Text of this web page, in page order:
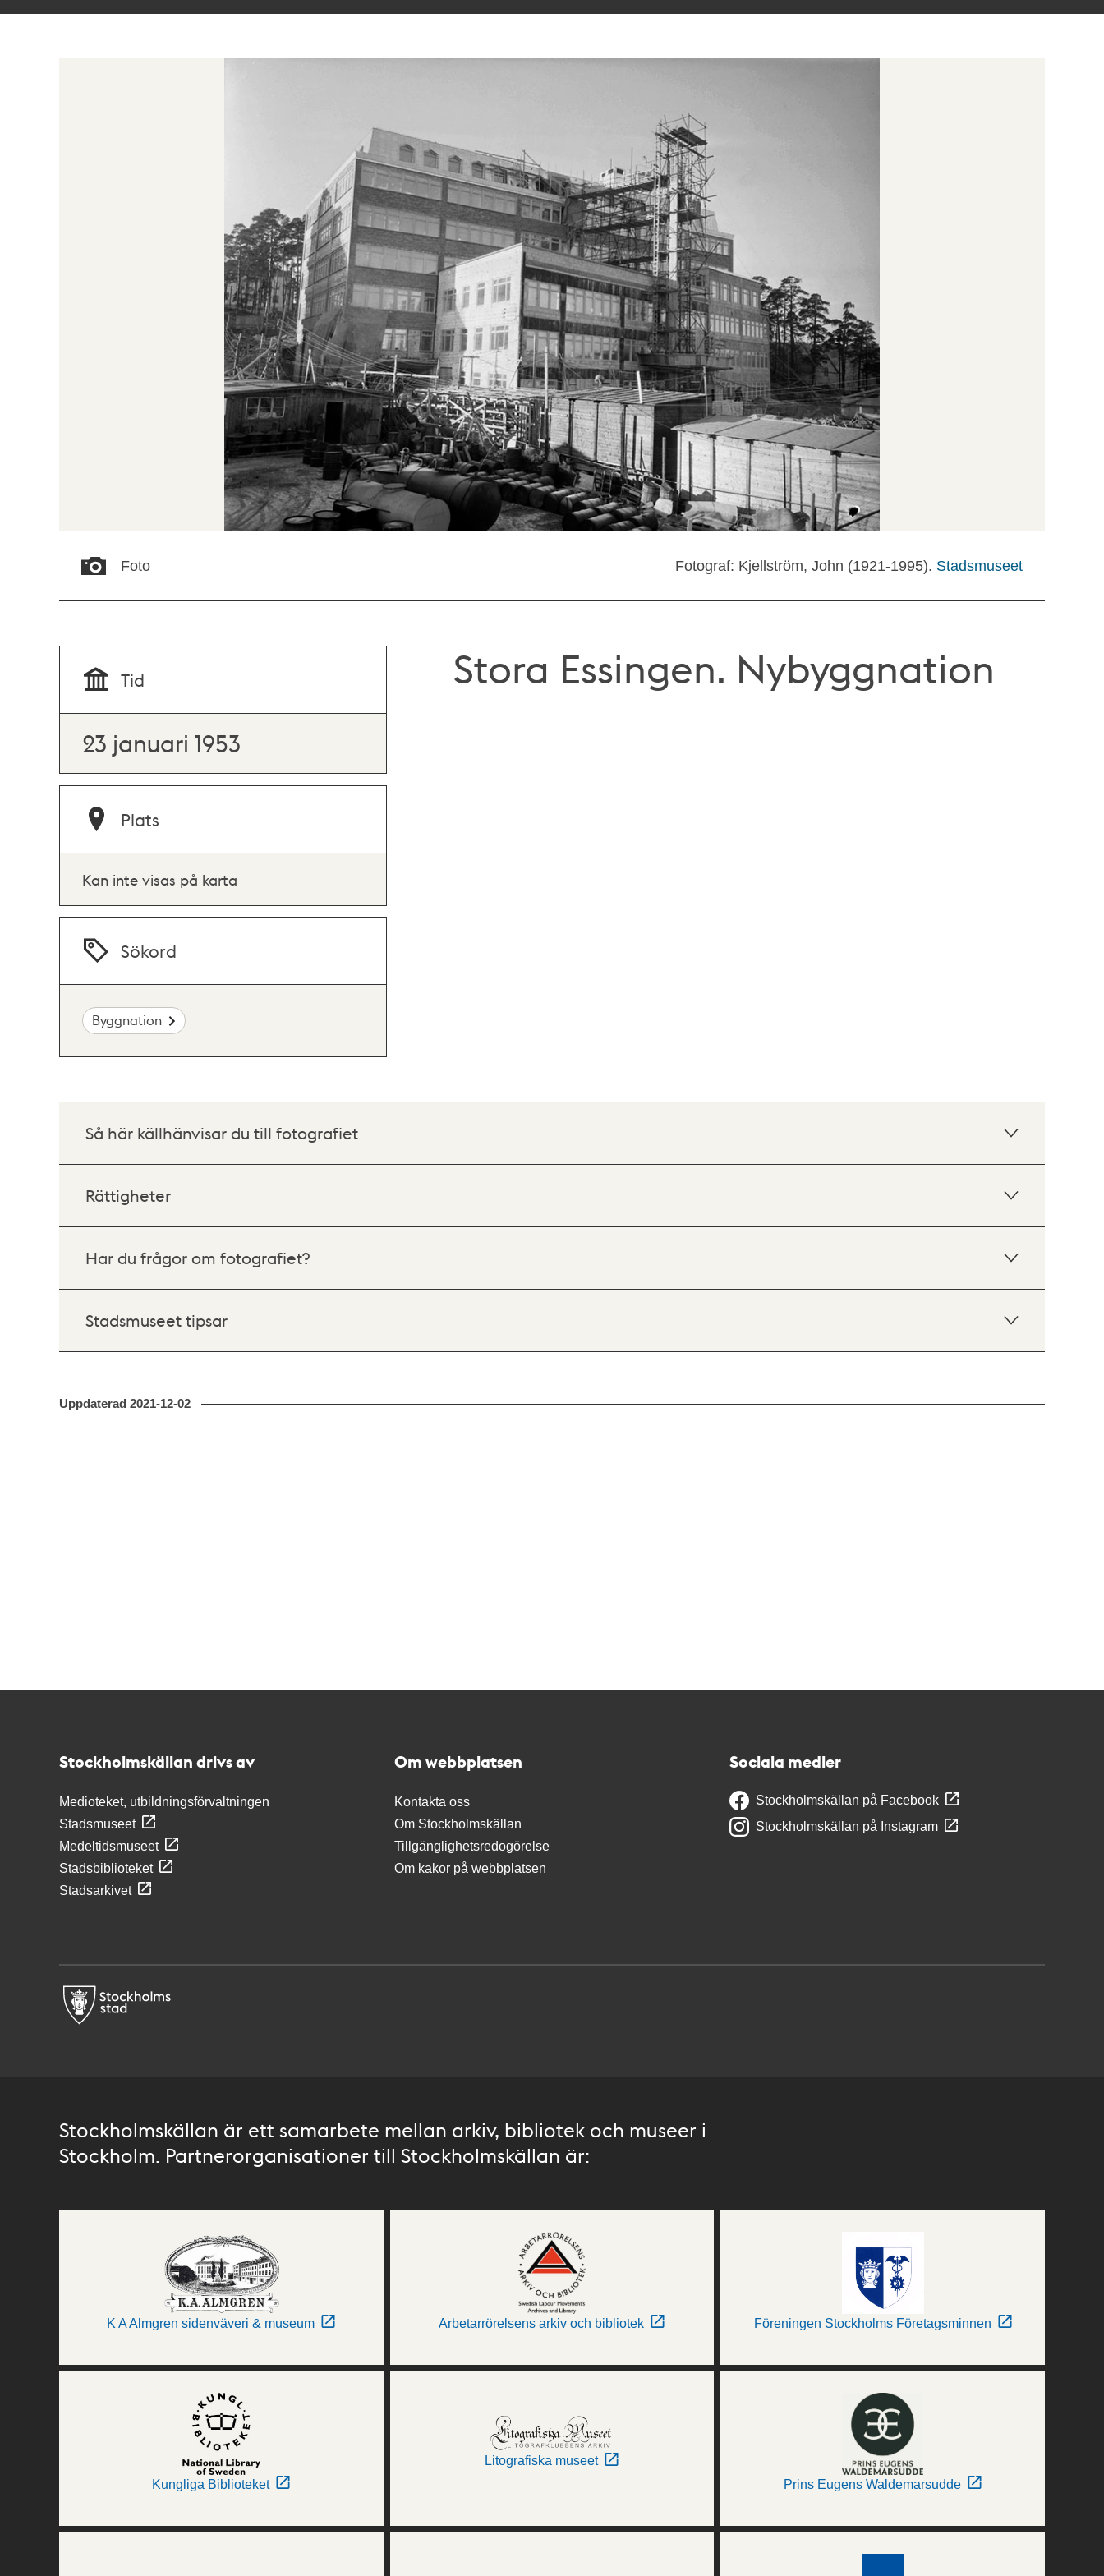
Foto Fotograf: Kjellström, John (1921-1995). Stadsmuseet
Stora Essingen. Nybyggnation
Tid
23 januari 1953
Plats
Kan inte visas på karta
Sökord
Byggnation
Så här källhänvisar du till fotografiet
Rättigheter
Har du frågor om fotografiet?
Stadsmuseet tipsar
Uppdaterad 2021-12-02
Stockholmskällan drivs av
Medioteket, utbildningsförvaltningen
Stadsmuseet
Medeltidsmuseet
Stadsbiblioteket
Stadsarkivet
Om webbplatsen
Kontakta oss
Om Stockholmskällan
Tillgänglighetsredogörelse
Om kakor på webbplatsen
Sociala medier
Stockholmskällan på Facebook
Stockholmskällan på Instagram
Stockholmskällan är ett samarbete mellan arkiv, bibliotek och museer i
Stockholm. Partnerorganisationer till Stockholmskällan är:
K A Almgren sidenväveri & museum Arbetarrörelsens arkiv och bibliotek Föreningen Stockholms Företagsminnen
Kungliga Biblioteket
Litografiska museet
Prins Eugens Waldemarsudde